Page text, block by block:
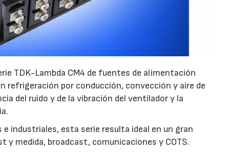
TDK-Lambda CM4 de fuentes de alimentación
refrigeración por conducción, convección y aire de
del ruido y de la vibración del ventilador y la
industriales, esta serie resulta ideal en un gran
y medida, broadcast, comunicaciones y COTS.
14/07/2026